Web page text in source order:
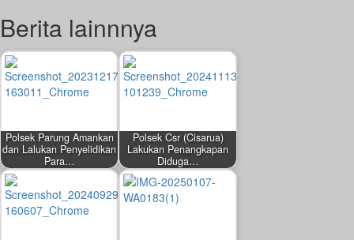
Berita lainnnya
Polsek Parung Amankan
dan Lalukan Penyelidikan
Para…
Polsek Csr (Cisarua)
Lakukan Penangkapan
Diduga…